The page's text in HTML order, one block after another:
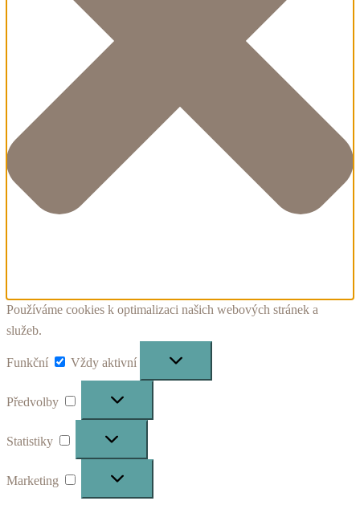
Používáme cookies k optimalizaci našich webových stránek a
služeb.
Funkční
Vždy aktivní
Předvolby
Statistiky
Marketing